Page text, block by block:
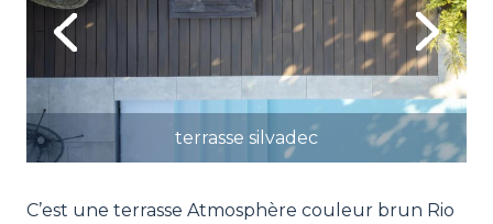
Previous
terrasse silvadec
Next
C’est une terrasse Atmosphère couleur brun Rio